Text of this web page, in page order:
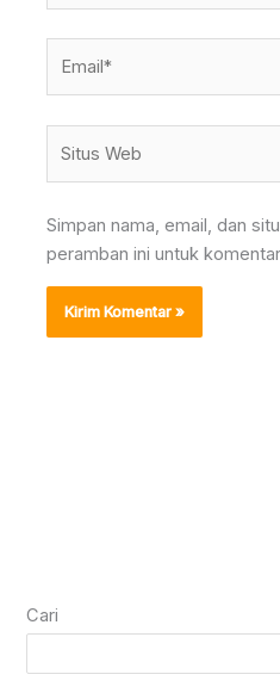
Web
Simpan nama, email, dan
peramban ini untuk
Cari